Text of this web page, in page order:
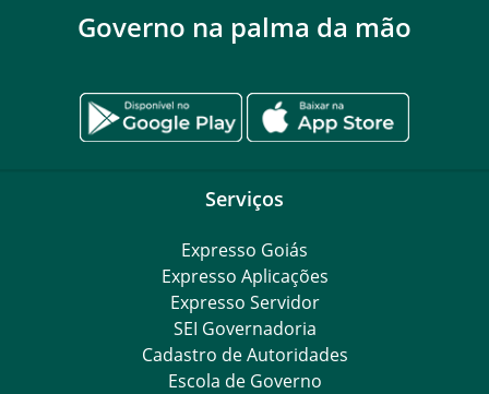
Governo na palma da mão
Serviços
Expresso Goiás
Expresso Aplicações
Expresso Servidor
SEI Governadoria
Cadastro de Autoridades
Escola de Governo